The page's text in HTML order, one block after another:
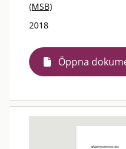
(MSB)
2018
Öppna